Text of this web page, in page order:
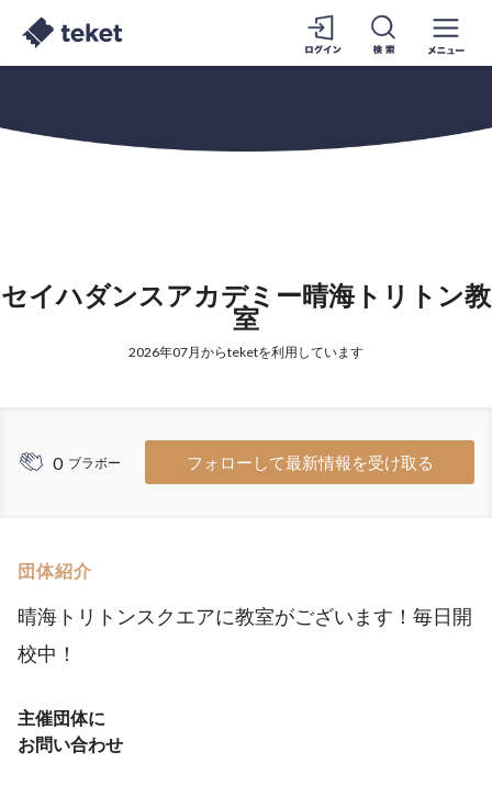
セイハダンスアカデミー晴海トリトン教
室
2026年07月からteketを利用しています
0 ブラボー フォローして最新情報を受け取る
団体紹介
晴海トリトンスクエアに教室がございます！毎日開
校中！
主催団体に
お問い合わせ